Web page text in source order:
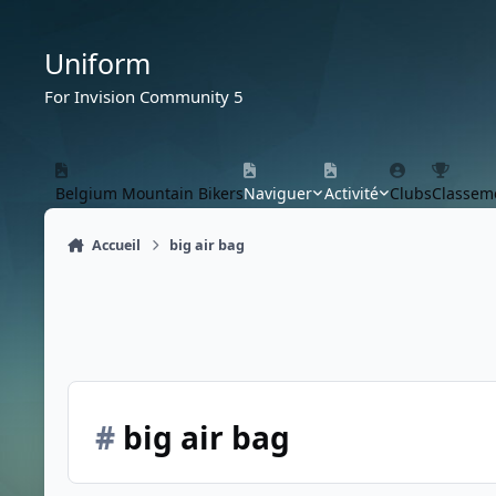
Uniform
For Invision Community 5
Belgium Mountain BikersNaviguer Activité Clubs
Accueil big air bag
#big air bag